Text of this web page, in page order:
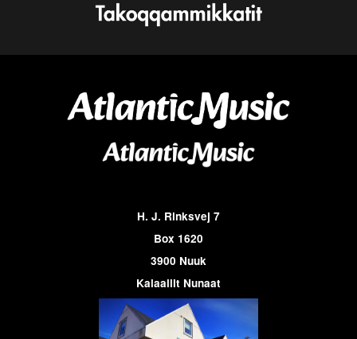
H. J. Rinksvej 7
Box 1620
3900 Nuuk
Kalaallit Nunaat